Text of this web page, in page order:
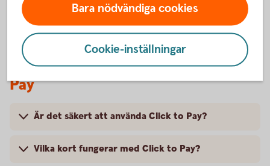
Vanliga frågor och svar om Click to
Pay
Är det säkert att använda Click to Pay?
Vilka kort fungerar med Click to Pay?
Bara nödvändiga cookies
Cookie-inställningar